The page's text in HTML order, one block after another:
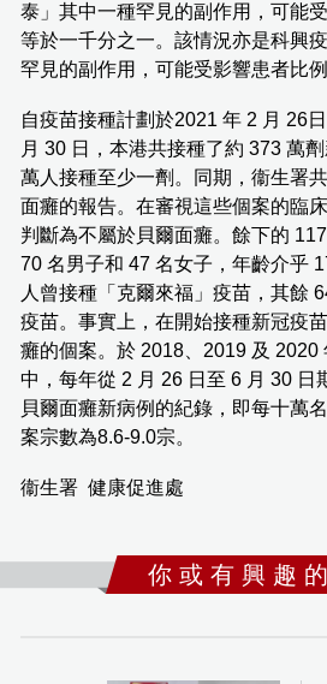
泰」其中一種罕見的副作用，可能
等於一千分之一。該情況亦是科興
罕見的副作用，可能受影響患者比
自疫苗接種計劃於2021 年 2 月 26
月 30 日，本港共接種了約 373 萬
萬人接種至少一劑。同期，衞生署
面癱的報告。在審視這些個案的臨
判斷為不屬於貝爾面癱。餘下的
70 名男子和 47 名女子，年齡介乎
人曾接種「克爾來福」疫苗，其餘
疫苗。事實上，在開始接種新冠疫
癱的個案。於 2018、2019 及 2020
中，每年從 2 月 26 日至 6 月 30 日
貝爾面癱新病例的紀錄，即每十萬
案宗數為8.6-9.0宗。
衞生署 健康促進處
你 或 有 興 趣